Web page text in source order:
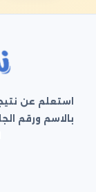
استعلم عن
بالاسم ورقم